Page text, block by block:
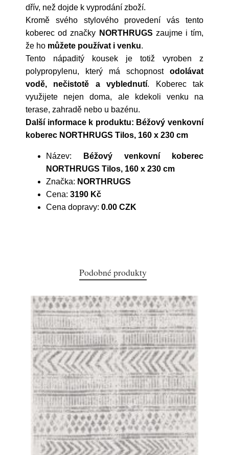
dřív, než dojde k vyprodání zboží.
Kromě svého stylového provedení vás tento
koberec od značky NORTHRUGS zaujme i tím,
že ho můžete používat i venku.
Tento nápaditý kousek je totiž vyroben z
polypropylenu, který má schopnost odolávat
vodě, nečistotě a vyblednutí. Koberec tak
využijete nejen doma, ale kdekoli venku na
terase, zahradě nebo u bazénu.
Další informace k produktu: Béžový venkovní
koberec NORTHRUGS Tilos, 160 x 230 cm
Název:
Béžový venkovní koberec
NORTHRUGS Tilos, 160 x 230 cm
Značka: NORTHRUGS
Cena: 3190 Kč
Cena dopravy: 0.00 CZK
Podobné produkty